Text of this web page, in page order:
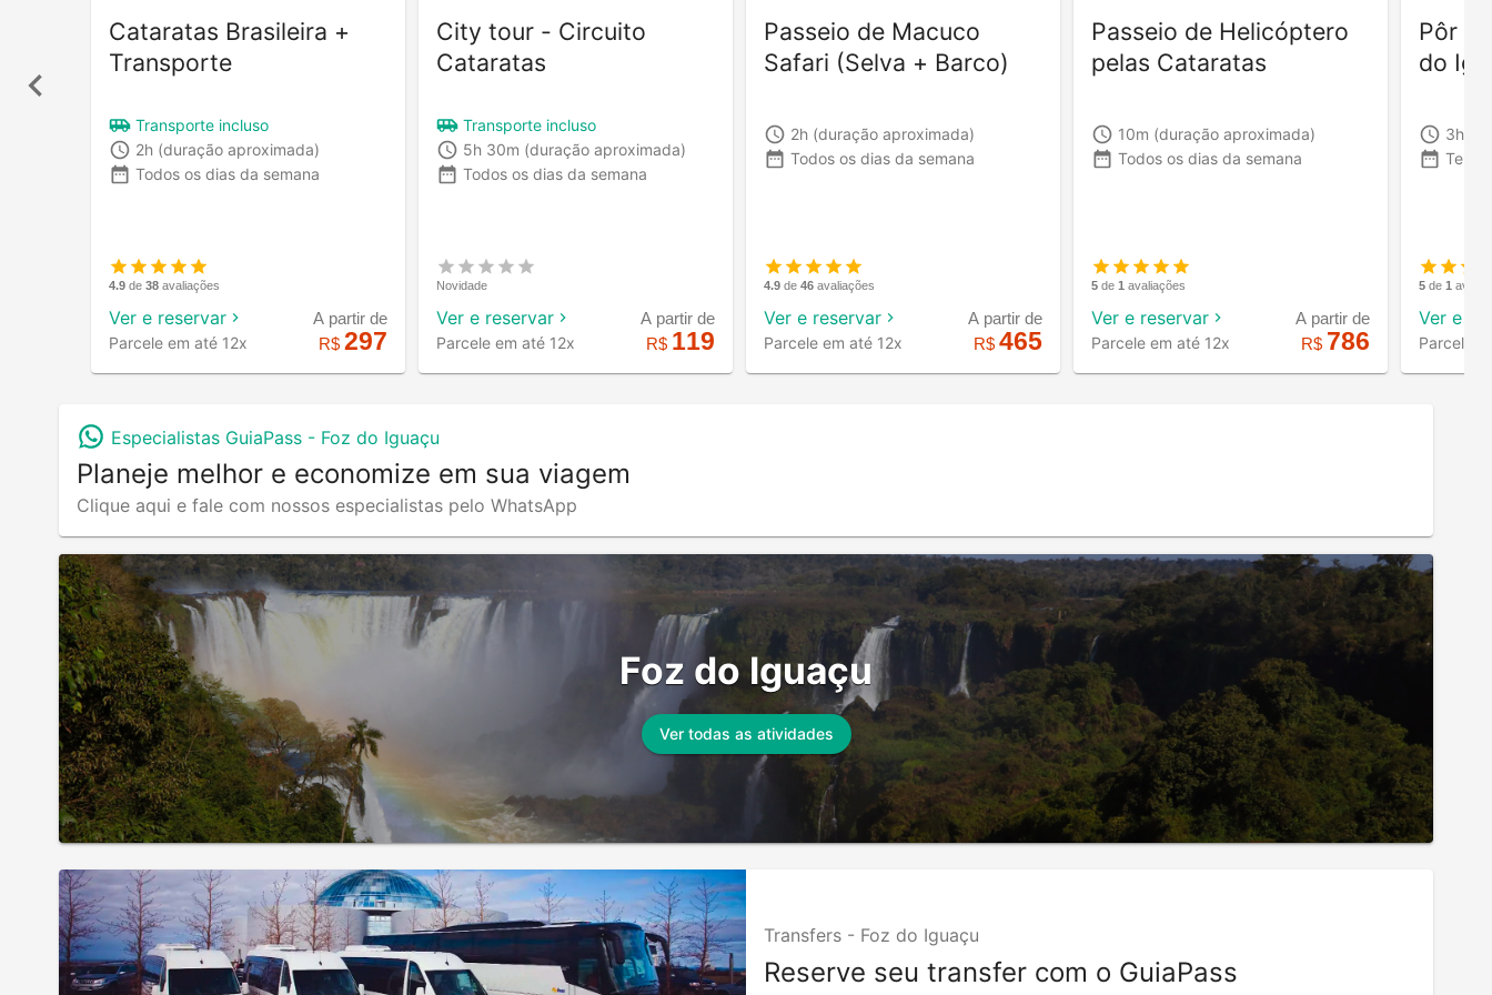
Cataratas Brasileira +
Transporte
Transporte incluso
2h (duração aproximada)
Todos os dias da semana
4.9 de 38 avaliações
Ver e reservar
Parcele em até 12x
A partir de
R$ 297
City tour - Circuito
Cataratas
Transporte incluso
5h 30m (duração aproximada)
Todos os dias da semana
Novidade
Ver e reservar
Parcele em até 12x
A partir de
R$ 119
Passeio de Macuco
Safari (Selva + Barco)
2h (duração aproximada)
Todos os dias da semana
4.9 de 46 avaliações
Ver e reservar
Parcele em até 12x
A partir de
R$ 465
Passeio de Helicóptero
pelas Cataratas
10m (duração aproximada)
Todos os dias da semana
5 de 1 avaliações
Ver e reservar
Parcele em até 12x
A partir de
R$ 786
Pôr
do
3h
Ter,
5 de 1
Ver e
Parcele
Especialistas GuiaPass - Foz do Iguaçu
Planeje melhor e economize em sua viagem
Clique aqui e fale com nossos especialistas pelo WhatsApp
Foz do Iguaçu
Ver todas as atividades
Transfers - Foz do Iguaçu
Reserve seu transfer com o GuiaPass